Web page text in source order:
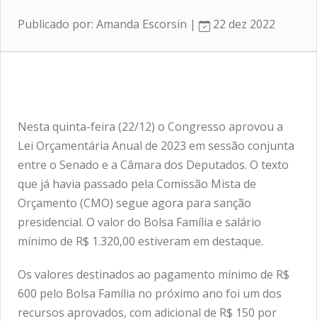
Publicado por: Amanda Escorsin | 22 dez 2022
Nesta quinta-feira (22/12) o Congresso aprovou a
Lei Orçamentária Anual de 2023 em sessão conjunta
entre o Senado e a Câmara dos Deputados. O texto
que já havia passado pela Comissão Mista de
Orçamento (CMO) segue agora para sanção
presidencial. O valor do Bolsa Família e salário
mínimo de R$ 1.320,00 estiveram em destaque.
Os valores destinados ao pagamento mínimo de R$
600 pelo Bolsa Família no próximo ano foi um dos
recursos aprovados, com adicional de R$ 150 por